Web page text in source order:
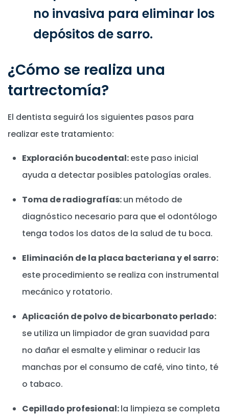
no invasiva para eliminar los
depósitos de sarro.
¿Cómo se realiza una
tartrectomía?
El dentista seguirá los siguientes pasos para
realizar este tratamiento:
Exploración bucodental:este paso inicial
ayuda a detectar posibles patologías orales.
Toma de radiografías:un método de
diagnóstico necesario para que el odontólogo
tenga todos los datos de la salud de tu boca.
Eliminación de la placa bacteriana y el sarro:
este procedimiento se realiza con instrumental
mecánico y rotatorio.
Aplicación de polvo de bicarbonato perlado:
se utiliza un limpiador de gran suavidad para
no dañar el esmalte y eliminar o reducir las
manchas por el consumo de café, vino tinto, té
o tabaco.
Cepillado profesional:la limpieza se completa